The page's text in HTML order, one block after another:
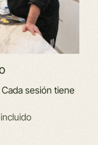
sesión tiene